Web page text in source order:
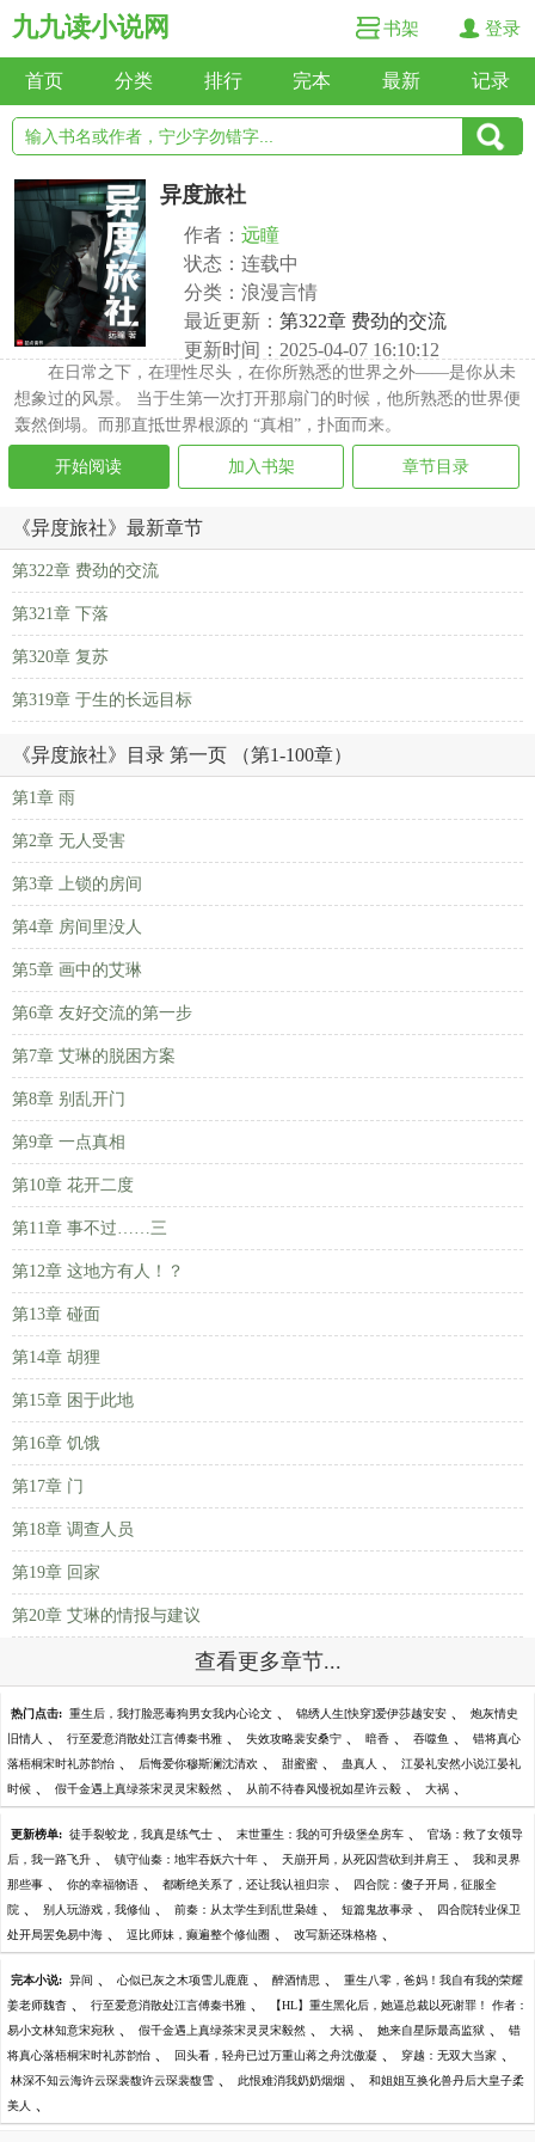
九九读小说网 书架 登录
首页 分类 排行 完本 最新 记录
异度旅社
作者： 远瞳
状态：连载中
分类：浪漫言情
最近更新： 第322章 费劲的交流
更新时间：2025-04-07 16:10:12
在日常之下，在理性尽头，在你所熟悉的世界之外——是你从未
想象过的风景。 当于生第一次打开那扇门的时候，他所熟悉的世界便
轰然倒塌。而那直抵世界根源的 “真相”，扑面而来。
开始阅读 加入书架 章节目录
《异度旅社》最新章节
第322章 费劲的交流
第321章 下落
第320章 复苏
第319章 于生的长远目标
《异度旅社》目录 第一页 （第1-100章）
第1章 雨
第2章 无人受害
第3章 上锁的房间
第4章 房间里没人
第5章 画中的艾琳
第6章 友好交流的第一步
第7章 艾琳的脱困方案
第8章 别乱开门
第9章 一点真相
第10章 花开二度
第11章 事不过……三
第12章 这地方有人！？
第13章 碰面
第14章 胡狸
第15章 困于此地
第16章 饥饿
第17章 门
第18章 调查人员
第19章 回家
第20章 艾琳的情报与建议
查看更多章节...
热门点击: 重生后，我打脸恶毒狗男女我内心论文 、 锦绣人生[快穿]爱伊莎越安安 、 炮灰情史
旧情人 、 行至爱意消散处江言傅秦书雅 、 失效攻略裴安桑宁 、 暗香 、 吞噬鱼 、 错将真心
落梧桐宋时礼苏韵怡 、 后悔爱你穆斯澜沈清欢 、 甜蜜蜜 、 蛊真人 、 江晏礼安然小说江晏礼
时候 、 假千金遇上真绿茶宋灵灵宋毅然 、 从前不待春风慢祝如星许云毅 、 大祸 、
更新榜单: 徒手裂蛟龙，我真是练气士 、 末世重生：我的可升级堡垒房车 、 官场：救了女领导
后，我一路飞升 、 镇守仙秦：地牢吞妖六十年 、 天崩开局，从死囚营砍到并肩王 、 我和灵界
那些事 、 你的幸福物语 、 都断绝关系了，还让我认祖归宗 、 四合院：傻子开局，征服全
院 、 别人玩游戏，我修仙 、 前秦：从太学生到乱世枭雄 、 短篇鬼故事录 、 四合院转业保卫
处开局罢免易中海 、 逗比师妹，癫遍整个修仙圈 、 改写新还珠格格 、
完本小说: 异间 、 心似已灰之木项雪儿鹿鹿 、 醉酒情思 、 重生八零，爸妈！我自有我的荣耀
姜老师魏杳 、 行至爱意消散处江言傅秦书雅 、 【HL】重生黑化后，她逼总裁以死谢罪！ 作者：
易小文林知意宋宛秋 、 假千金遇上真绿茶宋灵灵宋毅然 、 大祸 、 她来自星际最高监狱 、 错
将真心落梧桐宋时礼苏韵怡 、 回头看，轻舟已过万重山蒋之舟沈傲凝 、 穿越：无双大当家 、
林深不知云海许云琛裴馥许云琛裴馥雪 、 此恨难消我奶奶烟烟 、 和姐姐互换化兽丹后大皇子柔
美人 、